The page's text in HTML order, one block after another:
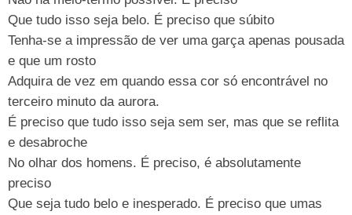
Que tudo isso seja belo. É preciso que súbito
Tenha-se a impressão de ver uma garça apenas pousada
e que um rosto
Adquira de vez em quando essa cor só encontrável no
terceiro minuto da aurora.
É preciso que tudo isso seja sem ser, mas que se reflita
e desabroche
No olhar dos homens. É preciso, é absolutamente
preciso
Que seja tudo belo e inesperado. É preciso que umas